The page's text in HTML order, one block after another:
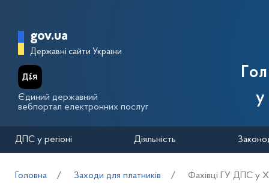
Головна сторінка Державної
gov.ua
Державні сайти України
Єдиний державний
вебпортал електронних послуг
у
ДПС у регіоні Діяльність
Головна Заходи для платників Фахівці ГУ ДПС у